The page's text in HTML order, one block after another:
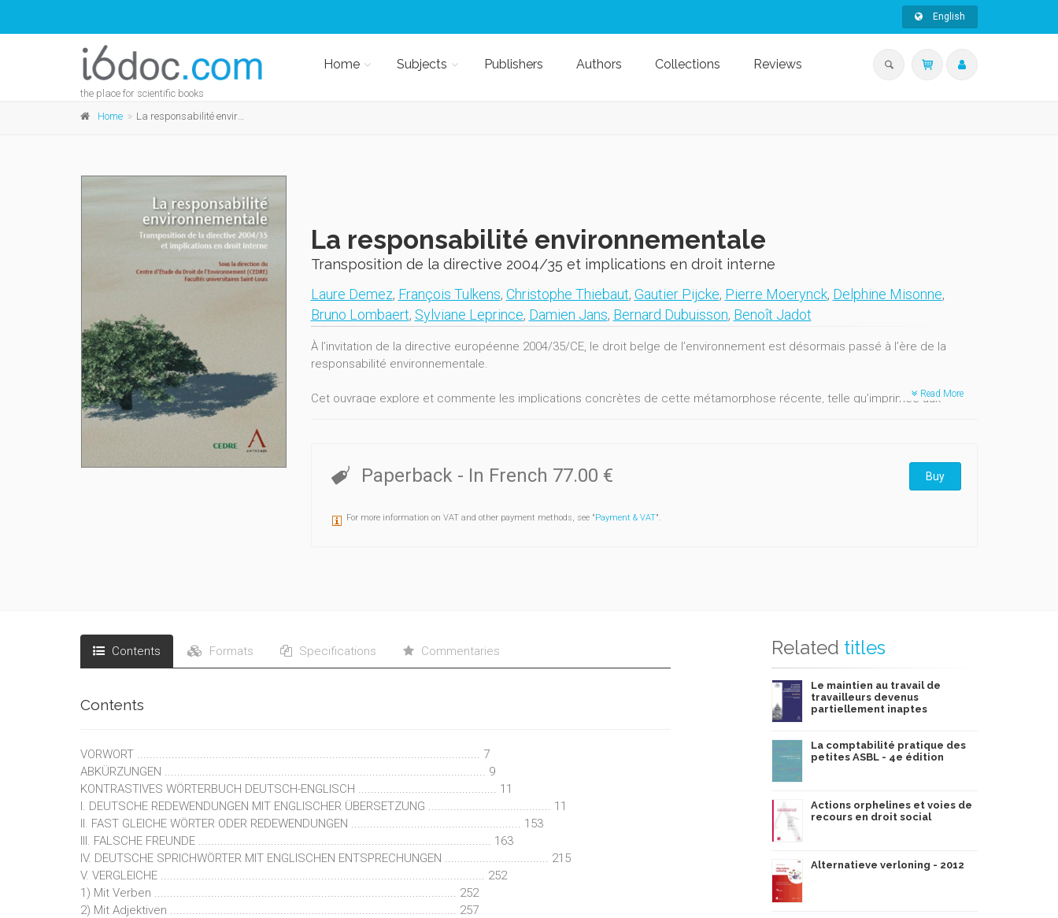
English
the place for scientific books
Home Subjects Publishers Authors Collections Reviews
Home La responsabilité environnementale
La responsabilité environnementale
Transposition de la directive 2004/35 et implications en droit interne
Laure Demez, François Tulkens, Christophe Thiebaut, Gautier Pijcke, Pierre Moerynck, Delphine Misonne,
Bruno Lombaert, Sylviane Leprince, Damien Jans, Bernard Dubuisson, Benoît Jadot
À l’invitation de la directive européenne 2004/35/CE, le droit belge de l’environnement est désormais passé à l’ère de la
responsabilité environnementale.
Cet ouvrage explore et commente les implications concrètes de cette métamorphose récente, telle qu’imprimée aux
Amorce et annonce de développements appelés à conférer plus de maturité à ce nouveau régime, l’ouvrage s’adresse tant
à ses acteurs-clés – qu’ils soient exploitants, autorités publiques ou titulaires potentiels du droit de la "demande d’action" –
Read More
Paperback - In French 77.00 € Buy
For more information on VAT and other payment methods, see "Payment & VAT".
Contents Formats Specifications Commentaries
Contents
VORWORT ............................................................................................................. 7
ABKÜRZUNGEN ...................................................................................................... 9
KONTRASTIVES WÖRTERBUCH DEUTSCH-ENGLISCH ............................................ 11
I. DEUTSCHE REDEWENDUNGEN MIT ENGLISCHER ÜBERSETZUNG ....................................... 11
II. FAST GLEICHE WÖRTER ODER REDEWENDUNGEN ...................................................... 153
III. FALSCHE FREUNDE ............................................................................................. 163
IV. DEUTSCHE SPRICHWÖRTER MIT ENGLISCHEN ENTSPRECHUNGEN ................................. 215
V. VERGLEICHE ....................................................................................................... 252
1) Mit Verben ................................................................................................ 252
2) Mit Adjektiven ........................................................................................... 257
Related titles
Le maintien au travail de
travailleurs devenus
partiellement inaptes
La comptabilité pratique des
petites ASBL - 4e édition
Actions orphelines et voies de
recours en droit social
Alternatieve verloning - 2012